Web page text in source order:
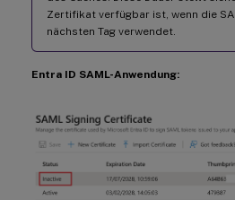
Zertifikat verfügbar ist, wenn die
nächsten Tag verwendet.
Entra ID SAML-Anwendung: